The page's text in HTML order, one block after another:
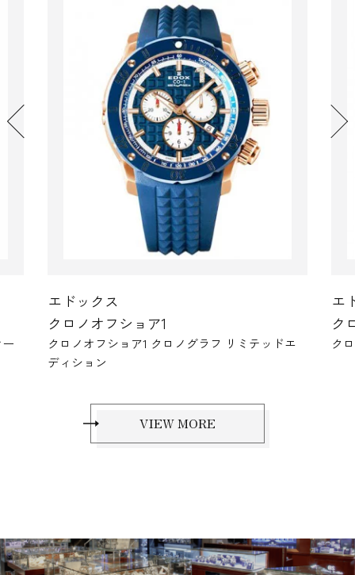
エドックス
クロノオフショア1
クロノオフショア1 クロノグラフ リミテッドエ
ディション
エ
ク
ク
VIEW MORE